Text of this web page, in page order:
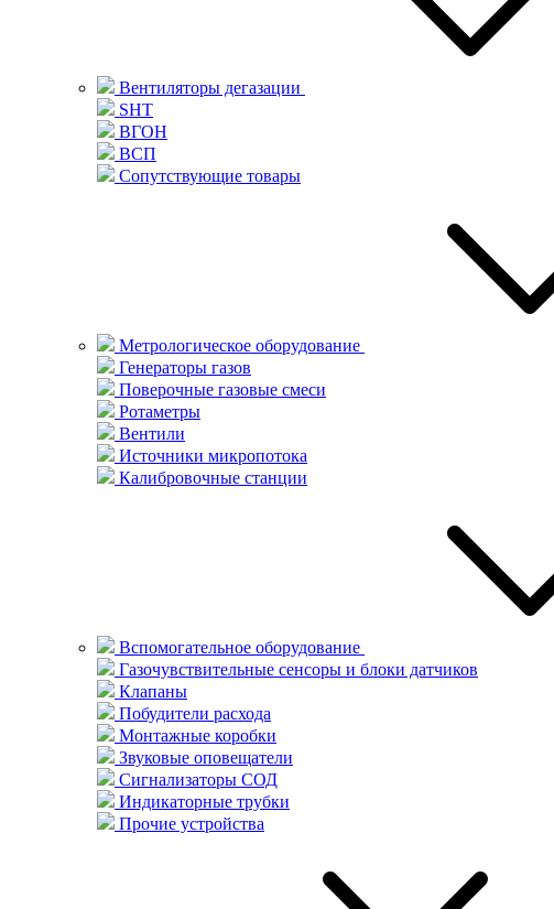
Вентиляторы дегазации
SHT
ВГОН
ВСП
Сопутствующие товары
Метрологическое оборудование
Генераторы газов
Поверочные газовые смеси
Ротаметры
Вентили
Источники микропотока
Калибровочные станции
Вспомогательное оборудование
Газочувствительные сенсоры и блоки датчиков
Клапаны
Побудители расхода
Монтажные коробки
Звуковые оповещатели
Сигнализаторы СОД
Индикаторные трубки
Прочие устройства